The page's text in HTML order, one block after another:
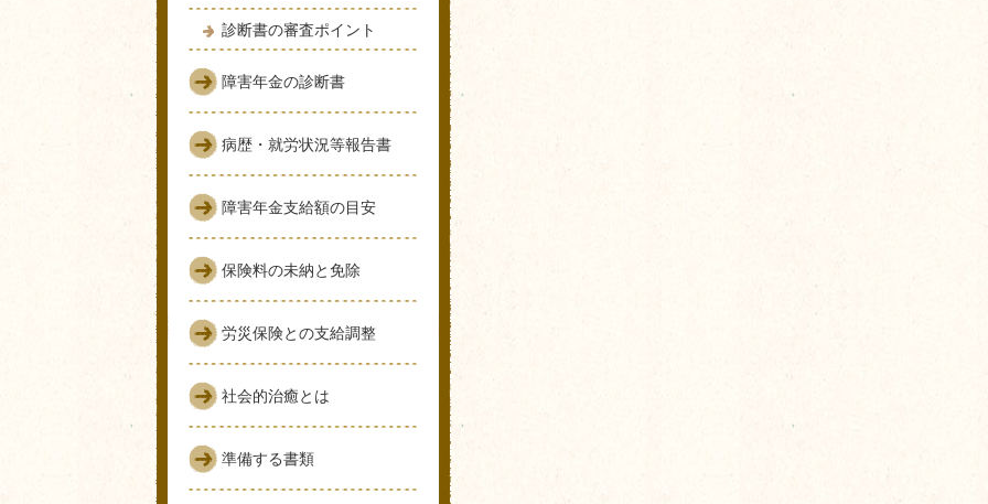
診断書の審査ポイント
障害年金の診断書
病歴・就労状況等報告書
障害年金支給額の目安
保険料の未納と免除
労災保険との支給調整
社会的治癒とは
準備する書類